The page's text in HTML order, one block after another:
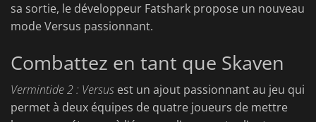
sa sortie, le développeur Fatshark propose un nouveau
mode Versus passionnant.
Combattez en tant que Skaven
Vermintide 2 : Versus est un ajout passionnant au jeu qui
permet à deux équipes de quatre joueurs de mettre